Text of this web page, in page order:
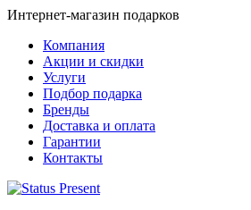
Интернет-магазин подарков
Компания
Акции и скидки
Услуги
Подбор подарка
Бренды
Доставка и оплата
Гарантии
Контакты